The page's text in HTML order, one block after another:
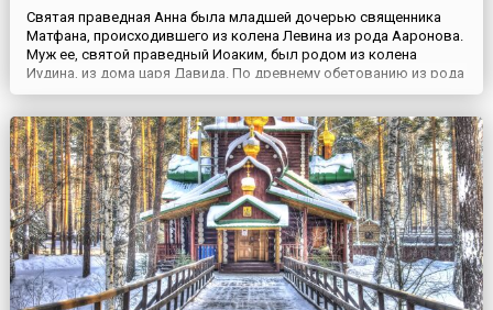
Святая праведная Анна была младшей дочерью священника
Матфана, происходившего из колена Левина из рода Ааронова.
Муж ее, святой праведный Иоаким, был родом из колена
Иудина, из дома царя Давида. По древнему обетованию из рода
Давидова должен был произойти Мессия. Супруги жили в
доходов в Иерусалимский храм и бедным. По особому Про...